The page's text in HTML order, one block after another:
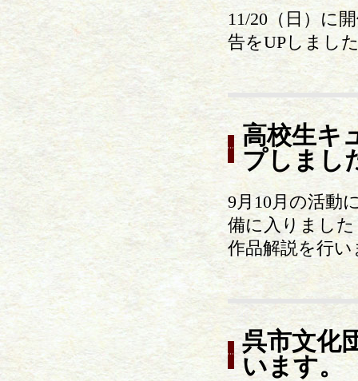
11/20（日）に
告をUPしまし
高校生キ
プしまし
9月10月の活動
備に入りまし
作品解説を行
呉市文化
います。